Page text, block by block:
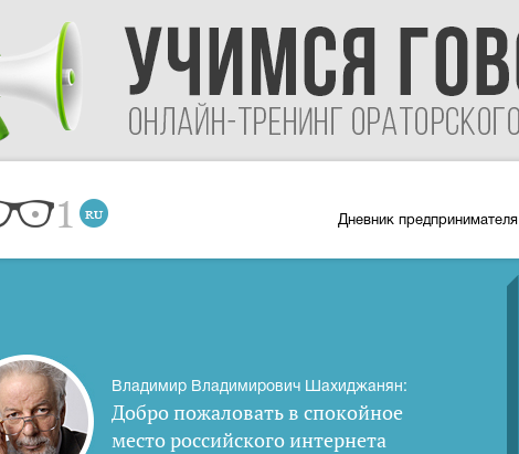
Дневник предпринимателя
Владимир Владимирович Шахиджанян:
Добро пожаловать в спокойное
место российского интернета